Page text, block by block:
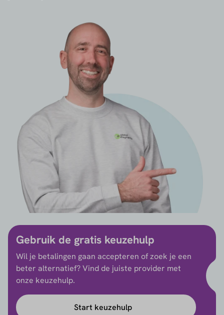
Gebruik de gratis keuzehulp
Wil je betalingen gaan accepteren of zoek je een
beter alternatief? Vind de juiste provider met
onze keuzehulp.
Start keuzehulp